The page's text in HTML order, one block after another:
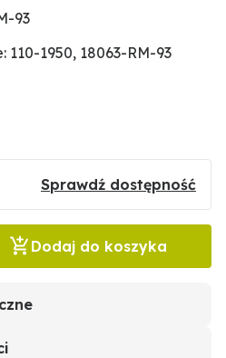
93
1950, 18063-RM-93
Sprawdź dostępność
Dodaj do koszyka